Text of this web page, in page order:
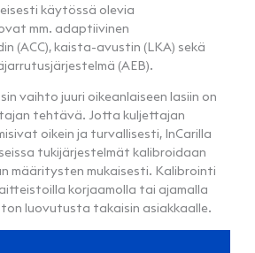
käytössä olevia
mm. adaptiivinen
(ACC), kaista-avustin (LKA) sekä
(AEB).
vaihto juuri oikeanlaiseen lasiin on
tehtävä. Jotta kuljettajan
oikein ja turvallisesti, InCarilla
tukijärjestelmät kalibroidaan
määritysten mukaisesti. Kalibrointi
korjaamolla tai ajamalla
luovutusta takaisin asiakkaalle.